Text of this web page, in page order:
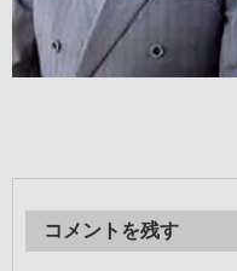
コメントを残す